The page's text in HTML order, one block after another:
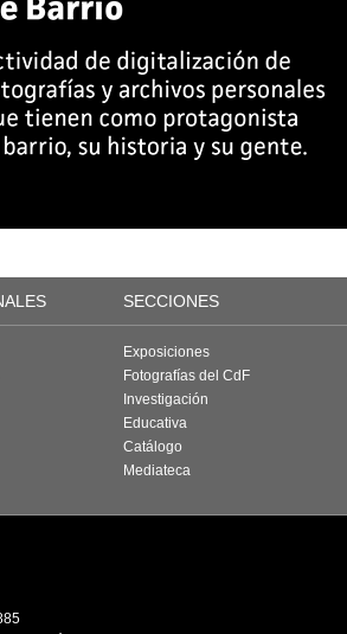
SECCIONES
Exposiciones
Fotografías del CdF
Investigación
Educativa
Catálogo
Mediateca